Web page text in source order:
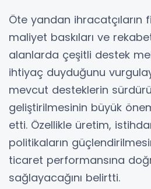
Öte yandan ihracatçıların
maliyet baskıları ve
alanlarda çeşitli destek
ihtiyaç duyduğunu
mevcut desteklerin
geliştirilmesinin büyük
etti. Özellikle üretim,
politikaların
ticaret performansına
sağlayacağını belirtti.